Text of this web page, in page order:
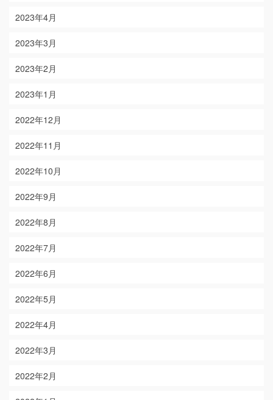
2023年4月
2023年3月
2023年2月
2023年1月
2022年12月
2022年11月
2022年10月
2022年9月
2022年8月
2022年7月
2022年6月
2022年5月
2022年4月
2022年3月
2022年2月